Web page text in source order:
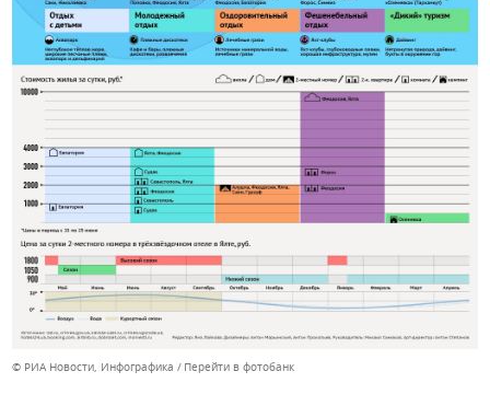
© РИА Новости, Инфографика Перейти в фотобанк